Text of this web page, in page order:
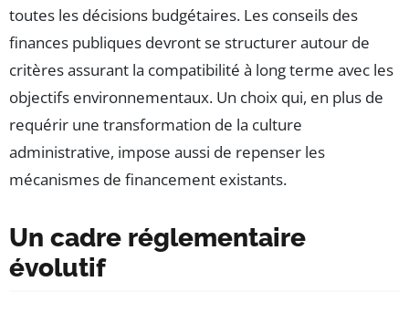
toutes les décisions budgétaires. Les conseils des
finances publiques devront se structurer autour de
critères assurant la compatibilité à long terme avec les
objectifs environnementaux. Un choix qui, en plus de
requérir une transformation de la culture
administrative, impose aussi de repenser les
mécanismes de financement existants.
Un cadre réglementaire
évolutif